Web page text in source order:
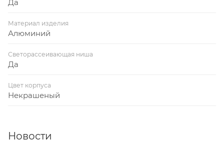
Да
Материал изделия
Алюминий
Светорассеивающая ниша
Да
Цвет корпуса
Некрашеный
Новости